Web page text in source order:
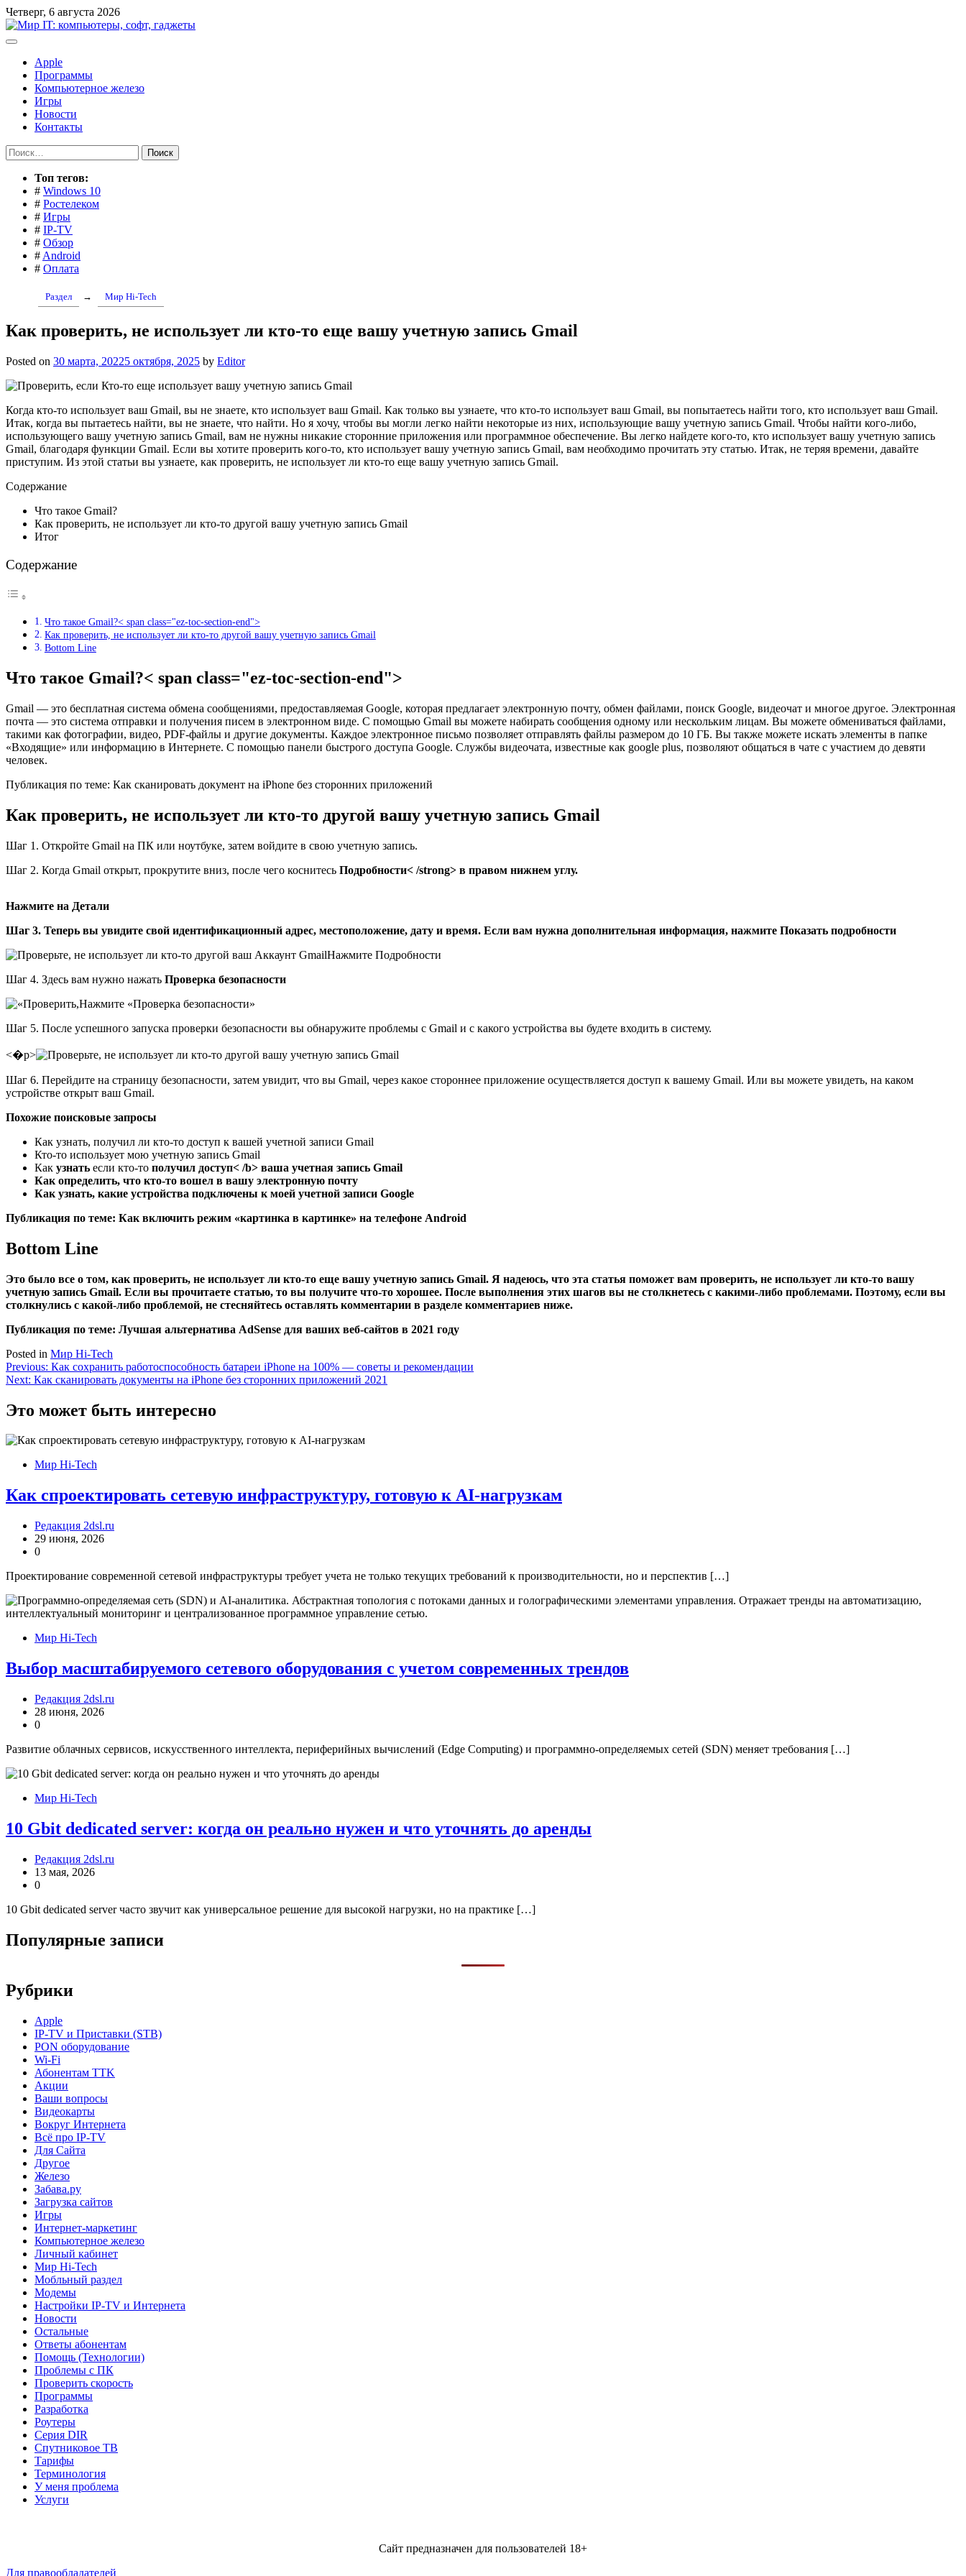
Перейти
к
содержимому
Четверг, 6 августа 2026
Apple
Программы
Компьютерное железо
Игры
Новости
Контакты
Найти:
Toп тегов:
# Windows 10
# Ростелеком
# Игры
# IP-TV
# Обзор
# Android
# Оплата
Раздел → Мир Hi-Tech
Как проверить, не использует ли кто-то еще вашу учетную запись Gmail
Posted on 30 марта, 20225 октября, 2025 by Editor
Когда кто-то использует ваш Gmail, вы не знаете, кто использует ваш Gmail. Как только вы узнаете, что кто-то использует ваш Gmail, вы попытаетесь найти того, кто использует ваш Gmail.
Итак, когда вы пытаетесь найти, вы не знаете, что найти. Но я хочу, чтобы вы могли легко найти некоторые из них, использующие вашу учетную запись Gmail. Чтобы найти кого-либо,
использующего вашу учетную запись Gmail, вам не нужны никакие сторонние приложения или программное обеспечение. Вы легко найдете кого-то, кто использует вашу учетную запись
Gmail, благодаря функции Gmail. Если вы хотите проверить кого-то, кто использует вашу учетную запись Gmail, вам необходимо прочитать эту статью. Итак, не теряя времени, давайте
приступим. Из этой статьи вы узнаете, как проверить, не использует ли кто-то еще вашу учетную запись Gmail.
Содержание
Что такое Gmail?
Как проверить, не использует ли кто-то другой вашу учетную запись Gmail
Итог
Содержание
Что такое Gmail?< span class="ez-toc-section-end">
Как проверить, не использует ли кто-то другой вашу учетную запись Gmail
Bottom Line
Что такое Gmail?< span class="ez-toc-section-end">
Gmail — это бесплатная система обмена сообщениями, предоставляемая Google, которая предлагает электронную почту, обмен файлами, поиск Google, видеочат и многое другое. Электронная
почта — это система отправки и получения писем в электронном виде. С помощью Gmail вы можете набирать сообщения одному или нескольким лицам. Вы можете обмениваться файлами,
такими как фотографии, видео, PDF-файлы и другие документы. Каждое электронное письмо позволяет отправлять файлы размером до 10 ГБ. Вы также можете искать элементы в папке
«Входящие» или информацию в Интернете. С помощью панели быстрого доступа Google. Службы видеочата, известные как google plus, позволяют общаться в чате с участием до девяти
человек.
Публикация по теме: Как сканировать документ на iPhone без сторонних приложений
Как проверить, не использует ли кто-то другой вашу учетную запись Gmail
Шаг 1. Откройте Gmail на ПК или ноутбуке, затем войдите в свою учетную запись.
Шаг 2. Когда Gmail открыт, прокрутите вниз, после чего коснитесь Подробности< /strong> в правом нижнем углу.
Нажмите на Детали
Шаг 3. Теперь вы увидите свой идентификационный адрес, местоположение, дату и время. Если вам нужна дополнительная информация, нажмите Показать подробности
Нажмите Подробности
Шаг 4. Здесь вам нужно нажать Проверка безопасности
Нажмите «Проверка безопасности»
Шаг 5. После успешного запуска проверки безопасности вы обнаружите проблемы с Gmail и с какого устройства вы будете входить в систему.
<�р>
Шаг 6. Перейдите на страницу безопасности, затем увидит, что вы Gmail, через какое стороннее приложение осуществляется доступ к вашему Gmail. Или вы можете увидеть, на каком
устройстве открыт ваш Gmail.
Похожие поисковые запросы
Как узнать, получил ли кто-то доступ к вашей учетной записи Gmail
Кто-то использует мою учетную запись Gmail
Как узнать если кто-то получил доступ< /b> ваша учетная запись Gmail
Как определить, что кто-то вошел в вашу электронную почту
Как узнать, какие устройства подключены к моей учетной записи Google
Публикация по теме: Как включить режим «картинка в картинке» на телефоне Android
Bottom Line
Это было все о том, как проверить, не использует ли кто-то еще вашу учетную запись Gmail. Я надеюсь, что эта статья поможет вам проверить, не использует ли кто-то вашу
учетную запись Gmail. Если вы прочитаете статью, то вы получите что-то хорошее. После выполнения этих шагов вы не столкнетесь с какими-либо проблемами. Поэтому, если вы
столкнулись с какой-либо проблемой, не стесняйтесь оставлять комментарии в разделе комментариев ниже.
Публикация по теме: Лучшая альтернатива AdSense для ваших веб-сайтов в 2021 году
Posted in Мир Hi-Tech
Навигация
по
записям
Previous: Как сохранить работоспособность батареи iPhone на 100% — советы и рекомендации
Next: Как сканировать документы на iPhone без сторонних приложений 2021
Это может быть интересно
Мир Hi-Tech
Как спроектировать сетевую инфраструктуру, готовую к AI-нагрузкам
Редакция 2dsl.ru
29 июня, 2026
0
Проектирование современной сетевой инфраструктуры требует учета не только текущих требований к производительности, но и перспектив […]
Мир Hi-Tech
Выбор масштабируемого сетевого оборудования с учетом современных трендов
Редакция 2dsl.ru
28 июня, 2026
0
Развитие облачных сервисов, искусственного интеллекта, периферийных вычислений (Edge Computing) и программно-определяемых сетей (SDN) меняет требования […]
Мир Hi-Tech
10 Gbit dedicated server: когда он реально нужен и что уточнять до аренды
Редакция 2dsl.ru
13 мая, 2026
0
10 Gbit dedicated server часто звучит как универсальное решение для высокой нагрузки, но на практике […]
Популярные записи
Рубрики
Apple
IP-TV и Приставки (STB)
PON оборудование
Wi-Fi
Абонентам TTK
Акции
Ваши вопросы
Видеокарты
Вокруг Интернета
Всё про IP-TV
Для Сайта
Другое
Железо
Забава.ру
Загрузка сайтов
Игры
Интернет-маркетинг
Компьютерное железо
Личный кабинет
Мир Hi-Tech
Мобльный раздел
Модемы
Настройки IP-TV и Интернета
Новости
Остальные
Ответы абонентам
Помощь (Технологии)
Проблемы с ПК
Проверить скорость
Программы
Разработка
Роутеры
Серия DIR
Спутниковое ТВ
Тарифы
Терминология
У меня проблема
Услуги
Сайт предназначен для пользователей 18+
Для правообладателей